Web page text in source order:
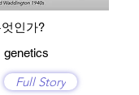
인가?
genetics
Full Story